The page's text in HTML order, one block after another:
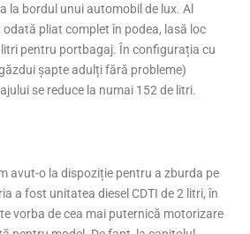
la bordul unui automobil de lux. Al
odată pliat complet în podea, lasă loc
pentru portbagaj. În configurația cu
șapte adulți fără probleme)
se reduce la numai 152 de litri.
avut-o la dispoziție pentru a zburda pe
a fost unitatea diesel CDTI de 2 litri, în
vorba de cea mai puternică motorizare